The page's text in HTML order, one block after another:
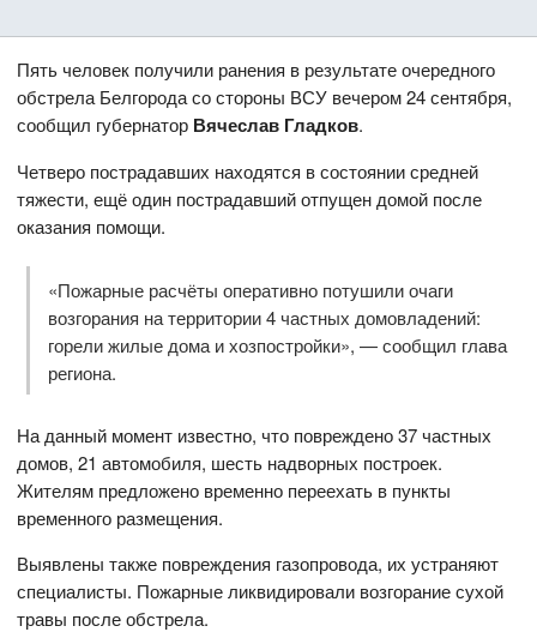
Пять человек получили ранения в результате очередного
обстрела Белгорода со стороны ВСУ вечером 24 сентября,
сообщил губернатор Вячеслав Гладков.
Четверо пострадавших находятся в состоянии средней
тяжести, ещё один пострадавший отпущен домой после
оказания помощи.
«Пожарные расчёты оперативно потушили очаги
возгорания на территории 4 частных домовладений:
горели жилые дома и хозпостройки», — сообщил глава
региона.
На данный момент известно, что повреждено 37 частных
домов, 21 автомобиля, шесть надворных построек.
Жителям предложено временно переехать в пункты
временного размещения.
Выявлены также повреждения газопровода, их устраняют
специалисты. Пожарные ликвидировали возгорание сухой
травы после обстрела.